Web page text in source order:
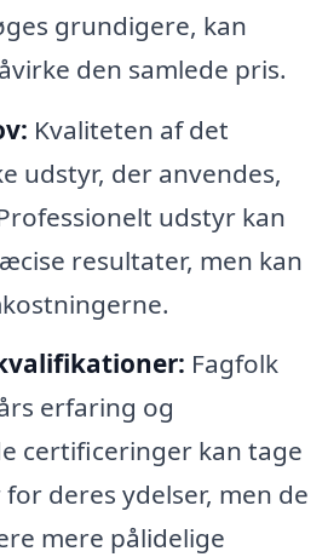
grundigere, kan
den samlede pris.
Kvaliteten af det
udstyr, der anvendes,
udstyr kan
resultater, men kan
Fagfolk
erfaring og
certificeringer kan tage
deres ydelser, men de
mere pålidelige